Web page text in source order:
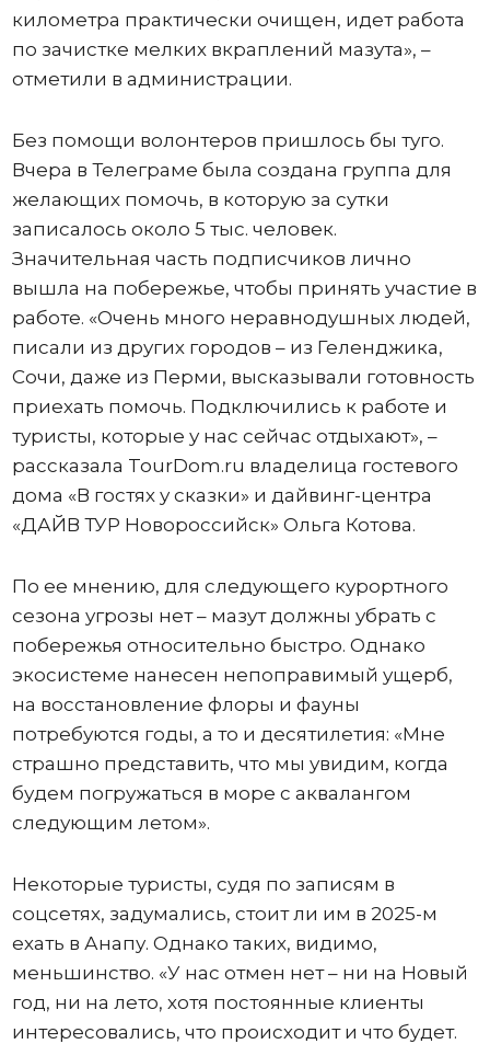
километра практически очищен, идет работа
по зачистке мелких вкраплений мазута», –
отметили в администрации.
Без помощи волонтеров пришлось бы туго.
Вчера в Телеграме была создана группа для
желающих помочь, в которую за сутки
записалось около 5 тыс. человек.
Значительная часть подписчиков лично
вышла на побережье, чтобы принять участие в
работе. «Очень много неравнодушных людей,
писали из других городов – из Геленджика,
Сочи, даже из Перми, высказывали готовность
приехать помочь. Подключились к работе и
туристы, которые у нас сейчас отдыхают», –
рассказала TourDom.ru владелица гостевого
дома «В гостях у сказки» и дайвинг-центра
«ДАЙВ ТУР Новороссийск» Ольга Котова.
По ее мнению, для следующего курортного
сезона угрозы нет – мазут должны убрать с
побережья относительно быстро. Однако
экосистеме нанесен непоправимый ущерб,
на восстановление флоры и фауны
потребуются годы, а то и десятилетия: «Мне
страшно представить, что мы увидим, когда
будем погружаться в море с аквалангом
следующим летом».
Некоторые туристы, судя по записям в
соцсетях, задумались, стоит ли им в 2025-м
ехать в Анапу. Однако таких, видимо,
меньшинство. «У нас отмен нет – ни на Новый
год, ни на лето, хотя постоянные клиенты
интересовались, что происходит и что будет.